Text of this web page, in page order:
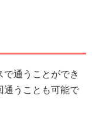
通うことができ
通うことも可能で